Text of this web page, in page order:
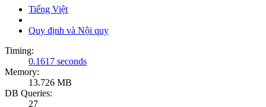
Tiếng Việt
Quy định và Nội quy
Timing:
0.1617 seconds
Memory:
13.726 MB
DB Queries:
27